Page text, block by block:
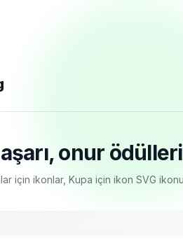
onur
için ikonlar, Kupa için ikon SVG ikonu